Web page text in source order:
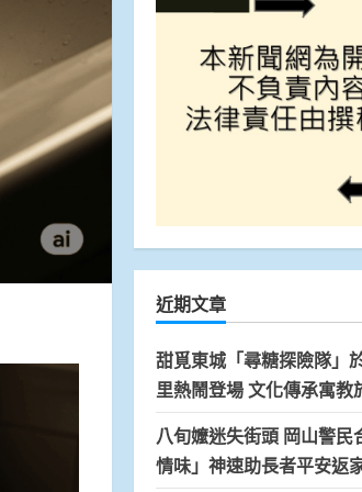
近期文章
甜覓東城「尋糖探險隊」
里熱鬧登場 文化傳承寓教
八旬嬤迷失街頭 岡山警民
情味」神速助長者平安返